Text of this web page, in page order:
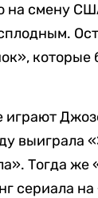
на смену
играют
Тогда
сериала на